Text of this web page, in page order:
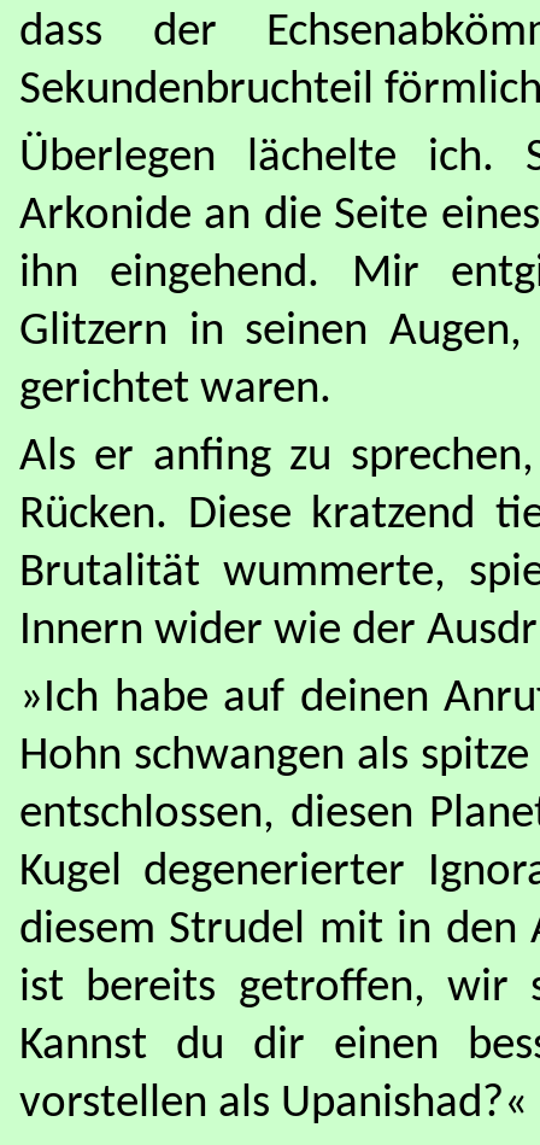
dass der
Sekundenbruchteil
Überlegen lächelte
Arkonide an die Seite
ihn eingehend. Mir
Glitzern in seinen
gerichtet waren.
Als er anfing zu
Rücken. Diese kratzend
Brutalität wummerte,
Innern wider wie der
»Ich habe auf deinen
Hohn schwangen als
entschlossen, diesen
Kugel degenerierter
diesem Strudel mit in den
ist bereits getroffen, wir
Kannst du dir einen
vorstellen als Upanishad?«